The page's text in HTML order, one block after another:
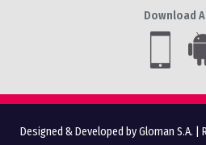
Download
Designed & Developed by Gloman S.A.